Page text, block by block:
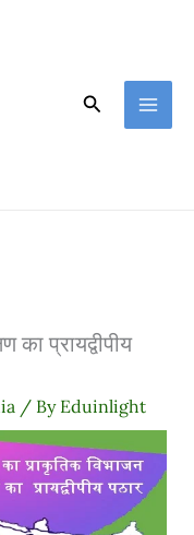
Search
का प्रायद्वीपीय
/ By Eduinlight